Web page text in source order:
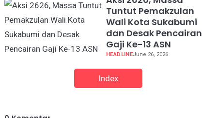
Tuntut Pemakzulan
Wali Kota Sukabumi
dan Desak Pencairan
Gaji Ke-13 ASN
HEADLINEJune 26, 2026
Index